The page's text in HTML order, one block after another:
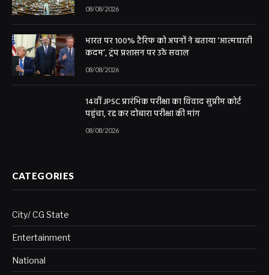
08/08/2026
भारत पर 100% टैरिफ को अपनों ने बताया ‘आत्मघाती
कदम’, ट्रंप प्रशासन पर उठे सवाल
08/08/2026
14वीं JPSC प्रारंभिक परीक्षा का विवाद सुप्रीम कोर्ट
पहुंचा, रद्द कर दोबारा परीक्षा की मांग
08/08/2026
CATEGORIES
City/ CG State
Entertainment
National